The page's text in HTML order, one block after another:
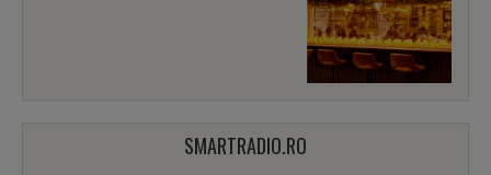
SMARTRADIO.RO